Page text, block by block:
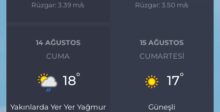
Rüzgar: 3.39 m/s
Rüzgar: 3.50 m/s
14 AĞUSTOS
CUMA
18°
Yakınlarda Yer Yer Yağmur
15 AĞUSTOS
CUMARTESI
17°
Güneşli